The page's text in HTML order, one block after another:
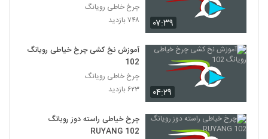
۰۷:۳۹
چرخ خاطی رویانگ
۷۴۸ بازدید
۰۴:۲۹
آموزش نخ کشی چرخ خیاطی رویانگ
102
چرخ خاطی رویانگ
۶۲۳ بازدید
چرخ خیاطی راسته دوز رویانگ
RUYANG 102